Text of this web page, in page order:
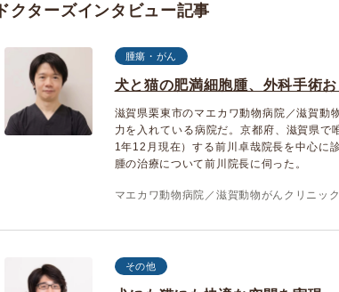
ドクターズインタビュー記事
腫瘍・がん
犬と猫の肥満細胞腫、外科手術
滋賀県栗東市のマエカワ動物病院／滋賀動
力を入れている病院だ。京都府、滋賀県
1年12月現在）する前川卓哉院長を中心に
腫の治療について前川院長に伺った。
マエカワ動物病院／滋賀動物がんクリニック
その他